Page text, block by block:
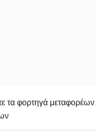
τα φορτηγά